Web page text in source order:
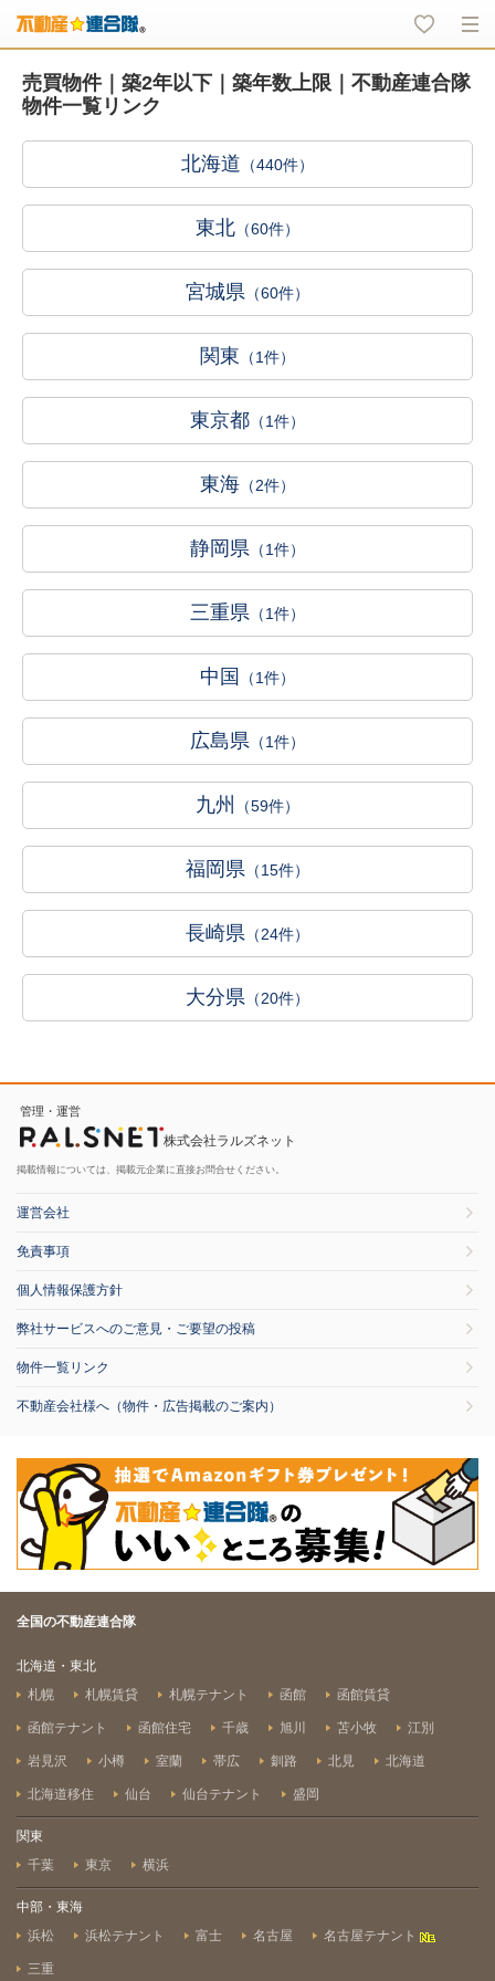
売買物件｜築2年以下｜築年数上限｜不動産連合隊
物件一覧リンク
北海道 （440件）
東北 （60件）
宮城県 （60件）
関東 （1件）
東京都 （1件）
東海 （2件）
静岡県 （1件）
三重県 （1件）
中国 （1件）
広島県 （1件）
九州 （59件）
福岡県 （15件）
長崎県 （24件）
大分県 （20件）
管理・運営
株式会社ラルズネット
掲載情報については、掲載元企業に直接お問合せください。
運営会社
免責事項
個人情報保護方針
弊社サービスへのご意見・ご要望の投稿
物件一覧リンク
不動産会社様へ（物件・広告掲載のご案内）
全国の不動産連合隊
北海道・東北
札幌
札幌賃貸 札幌テナント 函館 函館賃貸
函館テナント 函館住宅 千歳 旭川 苫小牧 江別
岩見沢 小樽 室蘭 帯広 釧路 北見 北海道
北海道移住 仙台 仙台テナント 盛岡
関東
千葉
東京 横浜
中部・東海
浜松
浜松テナント 富士 名古屋 名古屋テナント
三重